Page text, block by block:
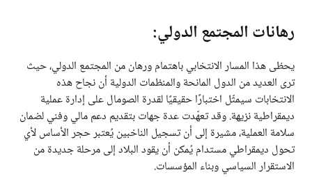
رهانات المجتمع الدولي:
يحظى هذا المسار الانتخابي باهتمام ورهان من المجتمع الدولي، حيث
ترى العديد من الدول المانحة والمنظمات الدولية أن نجاح هذه
الانتخابات سيمثّل اختبارًا حقيقيًا لقدرة الصومال على إدارة عملية
ديمقراطية نزيهة. وقد تعهّدت عدة جهات بتقديم دعم مالي وفني لضمان
سلامة العملية، مشيرة إلى أن تسجيل الناخبين يُعتبر حجر الأساس لأي
تحول ديمقراطي مستدام يُمكن أن يقود البلاد إلى مرحلة جديدة من
الاستقرار السياسي وبناء المؤسسات.